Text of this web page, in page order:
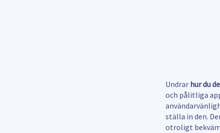
Undrar hur du
och pålitliga
ställa in den.
otroligt